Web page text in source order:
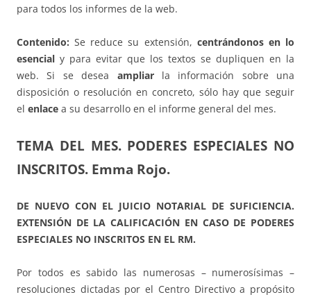
para todos los informes de la web.
Contenido: Se reduce su extensión, centrándonos en lo
esencial y para evitar que los textos se dupliquen en la
web. Si se desea ampliarla información sobre una
disposición o resolución en concreto, sólo hay que seguir
el enlace a su desarrollo en el informe general del mes.
TEMA DEL MES. PODERES ESPECIALES NO
INSCRITOS. Emma Rojo.
DE NUEVO CON EL JUICIO NOTARIAL DE SUFICIENCIA.
EXTENSIÓN DE LA CALIFICACIÓN EN CASO DE PODERES
ESPECIALES NO INSCRITOS EN EL RM.
Por todos es sabido las numerosas – numerosísimas –
resoluciones dictadas por el Centro Directivo a propósito